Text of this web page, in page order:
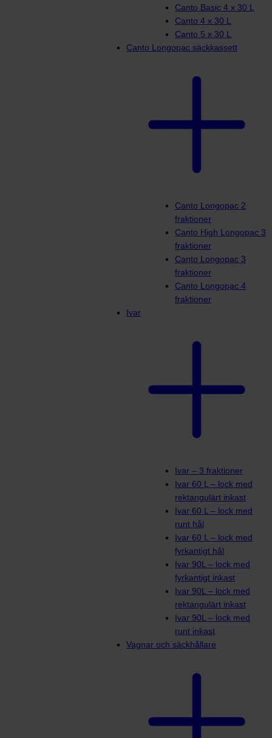
Canto Basic 4 x 30 L
Canto 4 x 30 L
Canto 5 x 30 L
Canto Longopac säckkassett
Canto Longopac 2
fraktioner
Canto High Longopac 3
fraktioner
Canto Longopac 3
fraktioner
Canto Longopac 4
fraktioner
Ivar
Ivar – 3 fraktioner
Ivar 60 L – lock med
rektangulärt inkast
Ivar 60 L – lock med
runt hål
Ivar 60 L – lock med
fyrkantigt hål
Ivar 90L – lock med
fyrkantigt inkast
Ivar 90L – lock med
rektangulärt inkast
Ivar 90L – lock med
runt inkast
Vagnar och säckhållare